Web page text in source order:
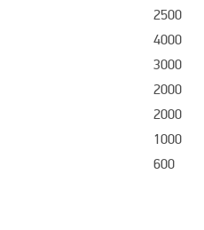
2500
4000
3000
2000
2000
1000
600